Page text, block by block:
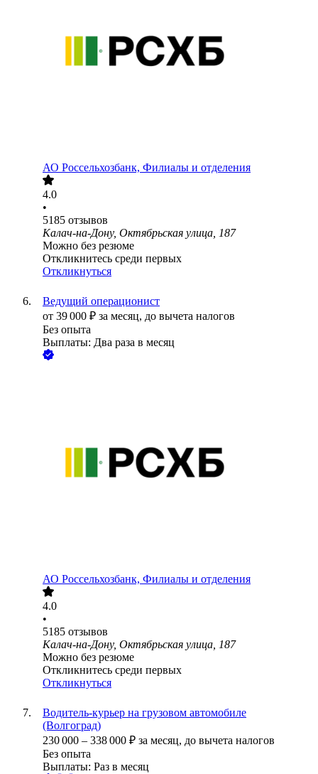
АО Россельхозбанк, Филиалы и отделения
4.0
•
5185 отзывов
Калач-на-Дону, Октябрьская улица, 187
Можно без резюме
Откликнитесь среди первых
Откликнуться
Ведущий операционист
от 39 000 ₽ за месяц, до вычета налогов
Без опыта
Выплаты: Два раза в месяц
АО Россельхозбанк, Филиалы и отделения
4.0
•
5185 отзывов
Калач-на-Дону, Октябрьская улица, 187
Можно без резюме
Откликнитесь среди первых
Откликнуться
Водитель-курьер на грузовом автомобиле
(Волгоград)
230 000 – 338 000 ₽ за месяц, до вычета налогов
Без опыта
Выплаты: Раз в месяц